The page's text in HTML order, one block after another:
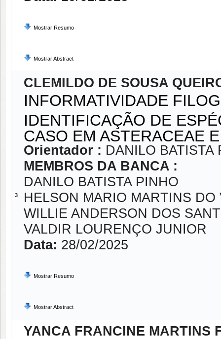
Mostrar Resumo
Mostrar Abstract
3
CLEMILDO DE SOUSA
INFORMATIVIDADE
IDENTIFICAÇÃO DE
CASO EM ASTERACEAE
Orientador : DANILO BATISTA
MEMBROS DA BANCA :
DANILO BATISTA PINHO
HELSON MARIO MARTINS DO
WILLIE ANDERSON DOS
VALDIR LOURENÇO JUNIOR
Data: 28/02/2025
Mostrar Resumo
Mostrar Abstract
YANCA FRANCINE MARTINS